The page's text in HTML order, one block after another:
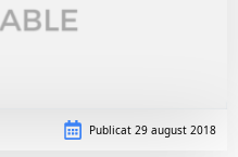
Publicat 29 august 2018